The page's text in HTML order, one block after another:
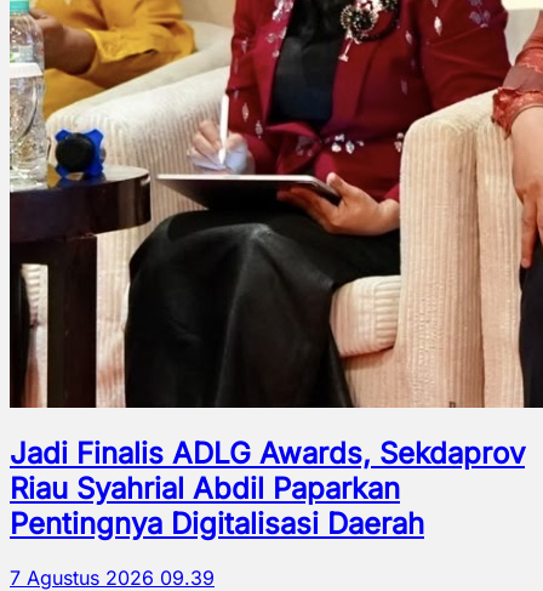
Jadi Finalis ADLG Awards, Sekdaprov
Riau Syahrial Abdil Paparkan
Pentingnya Digitalisasi Daerah
7 Agustus 2026 09.39